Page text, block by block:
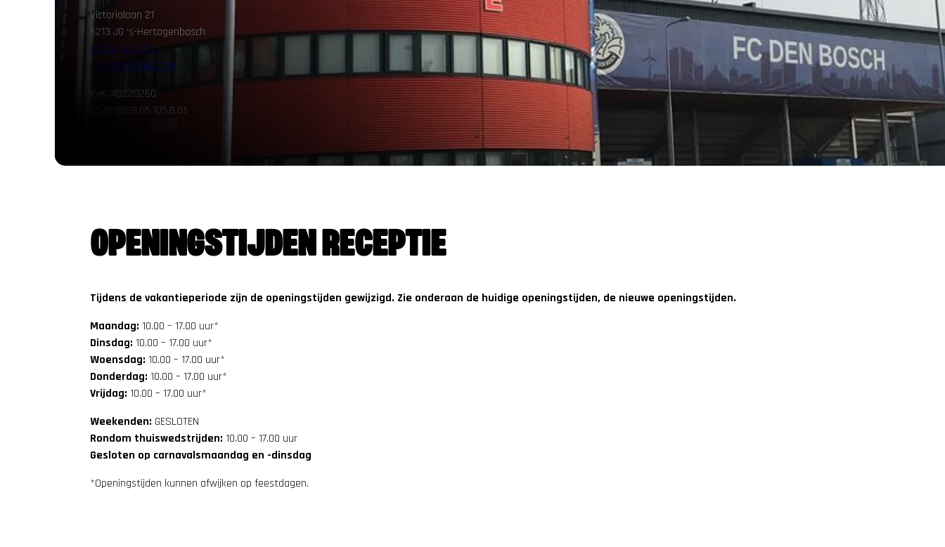
Victorialaan 21
5213 JG ‘s-Hertogenbosch
073 64 64 700
info@fcdenbosch.nl
KvK: 40220260
BTW: 0028.65.105.B.01
OPENINGSTIJDEN RECEPTIE
Tijdens de vakantieperiode zijn de openingstijden gewijzigd. Zie onderaan de huidige openingstijden, de nieuwe openingstijden.
Maandag: 10.00 – 17.00 uur*
Dinsdag: 10.00 – 17.00 uur*
Woensdag: 10.00 – 17.00 uur*
Donderdag: 10.00 – 17.00 uur*
Vrijdag: 10.00 – 17.00 uur*
Weekenden: GESLOTEN
Rondom thuiswedstrijden: 10.00 – 17.00 uur
Gesloten op carnavalsmaandag en -dinsdag
*Openingstijden kunnen afwijken op feestdagen.